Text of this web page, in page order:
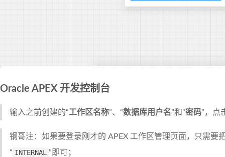
Oracle APEX 开发控制台
输入之前创建的“工作区名称”、“数据库用户名”和“密码”，点
钢哥注：如果要登录刚才的 APEX 工作区管理页面，只需要
“ INTERNAL ”即可；